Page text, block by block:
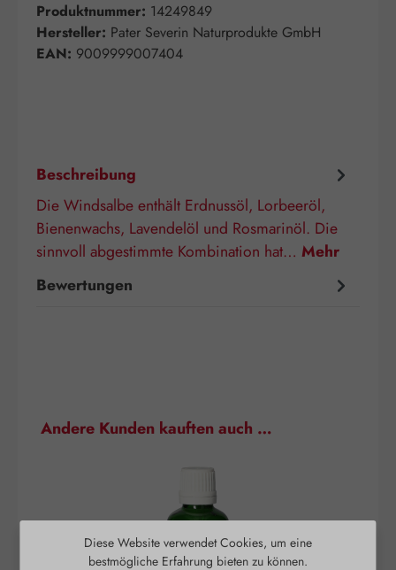
Produktnummer: 14249849
Hersteller: Pater Severin Naturprodukte GmbH
EAN: 9009999007404
Beschreibung
Die Windsalbe enthält Erdnussöl, Lorbeeröl,
Bienenwachs, Lavendelöl und Rosmarinöl. Die
sinnvoll abgestimmte Kombination hat… Mehr
Bewertungen
Produktgalerie überspringen
Andere Kunden kauften auch …
Diese Website verwendet Cookies, um eine
bestmögliche Erfahrung bieten zu können.